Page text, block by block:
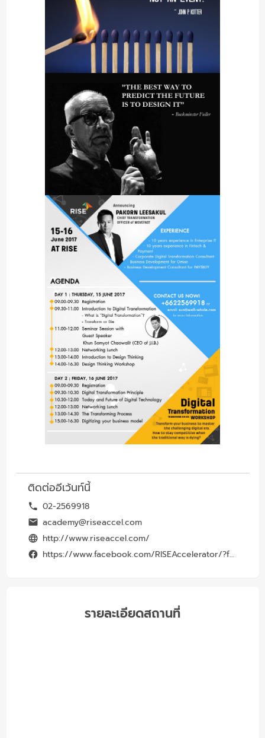
ติดต่ออีเว้นท์นี้
02-2569918
academy@riseaccel.com
http://www.riseaccel.com/
https://www.facebook.com/RISEAccelerator/?fref=ts
รายละเอียดสถานที่